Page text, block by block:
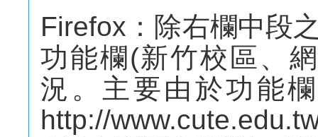
Firefox：除右欄中段
功能欄(新竹校區、
況。主要由於功能
http://